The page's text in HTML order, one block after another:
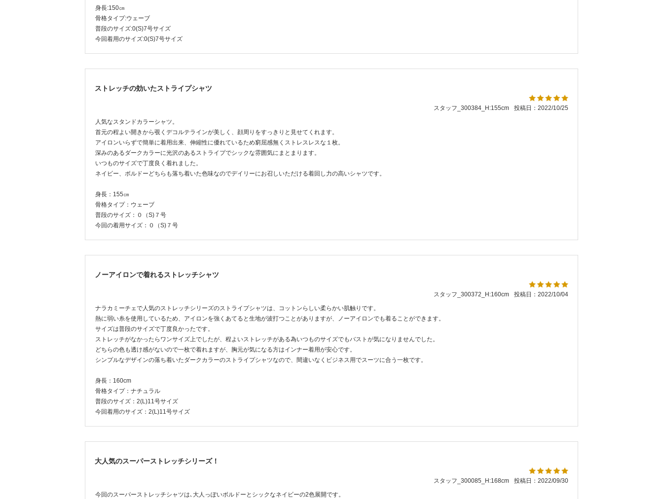
身長:150㎝
骨格タイプ:ウェーブ
普段のサイズ:0(S)7号サイズ
今回着用のサイズ:0(S)7号サイズ
ストレッチの効いたストライプシャツ
スタッフ_300384_H:155cm
投稿日：2022/10/25
人気なスタンドカラーシャツ。
首元の程よい開きから覗くデコルテラインが美しく、顔周りをすっきりと見せてくれます。
アイロンいらずで簡単に着用出来、伸縮性に優れているため窮屈感無くストレスレスな１枚。
深みのあるダークカラーに光沢のあるストライプでシックな雰囲気にまとまります。
いつものサイズで丁度良く着れました。
ネイビー、ボルドーどちらも落ち着いた色味なのでデイリーにお召しいただける着回し力の高いシャツです。
身長：155㎝
骨格タイプ：ウェーブ
普段のサイズ：０（S)７号
今回の着用サイズ：０（S)７号
ノーアイロンで着れるストレッチシャツ
スタッフ_300372_H:160cm
投稿日：2022/10/04
ナラカミーチェで人気のストレッチシリーズのストライプシャツは、コットンらしい柔らかい肌触りです。
熱に弱い糸を使用しているため、アイロンを強くあてると生地が波打つことがありますが、ノーアイロンでも着ることができます。
サイズは普段のサイズで丁度良かったです。
ストレッチがなかったらワンサイズ上でしたが、程よいストレッチがある為いつものサイズでもバストが気になりませんでした。
どちらの色も透け感がないので一枚で着れますが、胸元が気になる方はインナー着用が安心です。
シンプルなデザインの落ち着いたダークカラーのストライプシャツなので、間違いなくビジネス用でスーツに合う一枚です。
身長：160cm
骨格タイプ：ナチュラル
普段のサイズ：2(L)11号サイズ
今回着用のサイズ：2(L)11号サイズ
大人気のスーパーストレッチシリーズ！
スタッフ_300085_H:168cm
投稿日：2022/09/30
今回のスーパーストレッチシャツは､大人っぽいボルドーとシックなネイビーの2色展開です。